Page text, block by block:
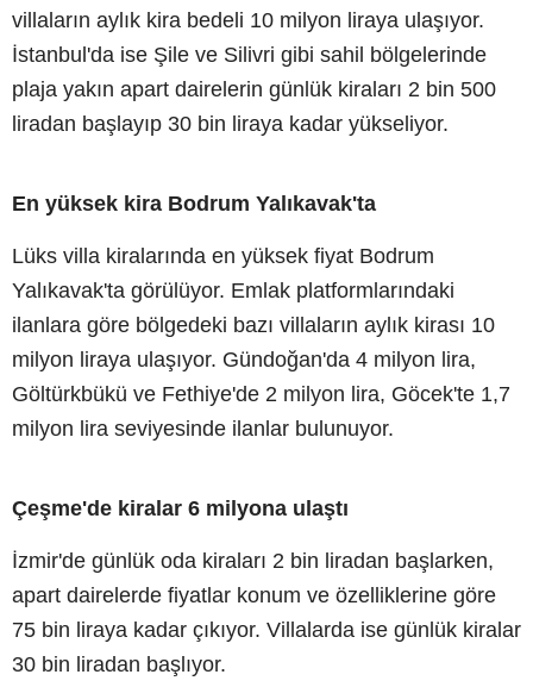
villaların aylık kira bedeli 10 milyon liraya ulaşıyor.
İstanbul'da ise Şile ve Silivri gibi sahil bölgelerinde
plaja yakın apart dairelerin günlük kiraları 2 bin 500
liradan başlayıp 30 bin liraya kadar yükseliyor.
En yüksek kira Bodrum Yalıkavak'ta
Lüks villa kiralarında en yüksek fiyat Bodrum
Yalıkavak'ta görülüyor. Emlak platformlarındaki
ilanlara göre bölgedeki bazı villaların aylık kirası 10
milyon liraya ulaşıyor. Gündoğan'da 4 milyon lira,
Göltürkbükü ve Fethiye'de 2 milyon lira, Göcek'te 1,7
milyon lira seviyesinde ilanlar bulunuyor.
Çeşme'de kiralar 6 milyona ulaştı
İzmir'de günlük oda kiraları 2 bin liradan başlarken,
apart dairelerde fiyatlar konum ve özelliklerine göre
75 bin liraya kadar çıkıyor. Villalarda ise günlük kiralar
30 bin liradan başlıyor.